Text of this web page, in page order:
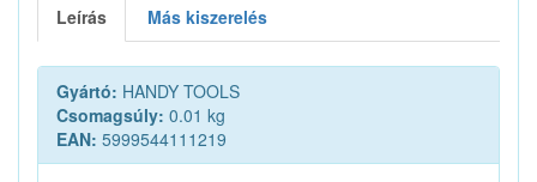
Leírás Más kiszerelés
Gyártó: HANDY TOOLS
Csomagsúly: 0.01 kg
EAN: 5999544111219